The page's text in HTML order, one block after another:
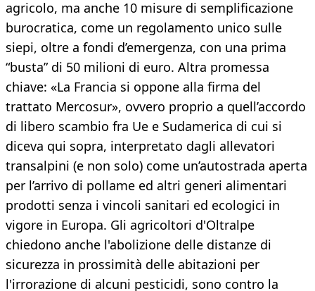
agricolo, ma anche 10 misure di semplificazione
burocratica, come un regolamento unico sulle
siepi, oltre a fondi d’emergenza, con una prima
“busta” di 50 milioni di euro. Altra promessa
chiave: «La Francia si oppone alla firma del
trattato Mercosur», ovvero proprio a quell’accordo
di libero scambio fra Ue e Sudamerica di cui si
diceva qui sopra, interpretato dagli allevatori
transalpini (e non solo) come un’autostrada aperta
per l’arrivo di pollame ed altri generi alimentari
prodotti senza i vincoli sanitari ed ecologici in
vigore in Europa. Gli agricoltori d'Oltralpe
chiedono anche l'abolizione delle distanze di
sicurezza in prossimità delle abitazioni per
l'irrorazione di alcuni pesticidi, sono contro la